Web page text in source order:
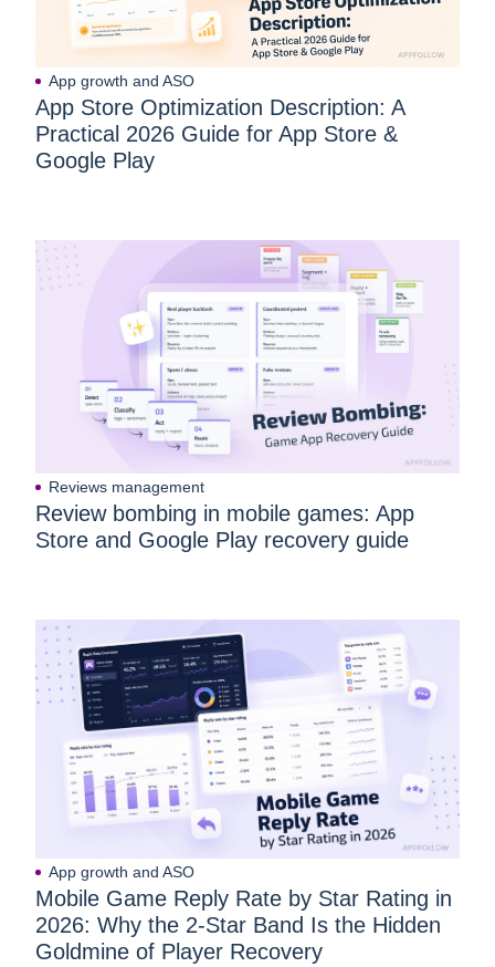
App growth and ASO
App Store Optimization Description: A
Practical 2026 Guide for App Store &
Google Play
Reviews management
Review bombing in mobile games: App
Store and Google Play recovery guide
App growth and ASO
Mobile Game Reply Rate by Star Rating in
2026: Why the 2-Star Band Is the Hidden
Goldmine of Player Recovery